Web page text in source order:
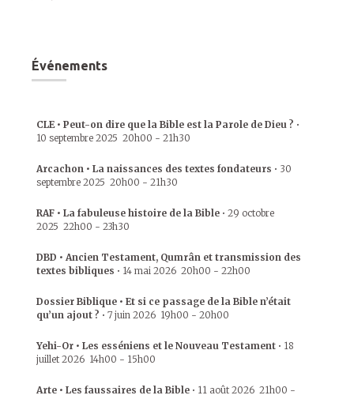
Événements
CLE • Peut-on dire que la Bible est la Parole de Dieu ? •
10 septembre 2025 20h00 - 21h30
Arcachon • La naissances des textes fondateurs • 30
septembre 2025 20h00 - 21h30
RAF • La fabuleuse histoire de la Bible • 29 octobre
2025 22h00 - 23h30
DBD • Ancien Testament, Qumrân et transmission des
textes bibliques • 14 mai 2026 20h00 - 22h00
Dossier Biblique • Et si ce passage de la Bible n’était
qu’un ajout ? • 7 juin 2026 19h00 - 20h00
Yehi-Or • Les esséniens et le Nouveau Testament • 18
juillet 2026 14h00 - 15h00
Arte • Les faussaires de la Bible • 11 août 2026 21h00 -